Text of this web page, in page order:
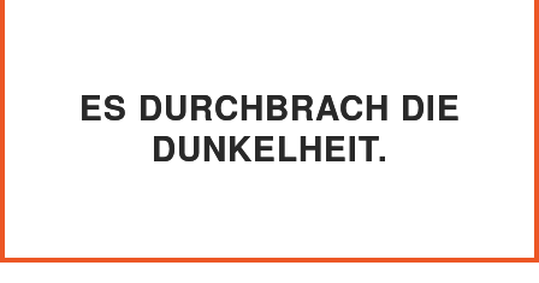
ES DURCHBRACH DIE
DUNKELHEIT.